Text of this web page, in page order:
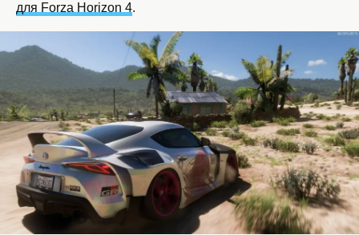
для Forza Horizon 4.